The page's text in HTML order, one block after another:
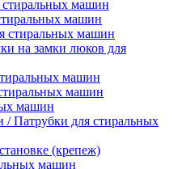
стиральных машин
машин
стиральных машин
на замки люков для
машин
машин
машин
Патрубки для стиральных
(крепеж)
машин